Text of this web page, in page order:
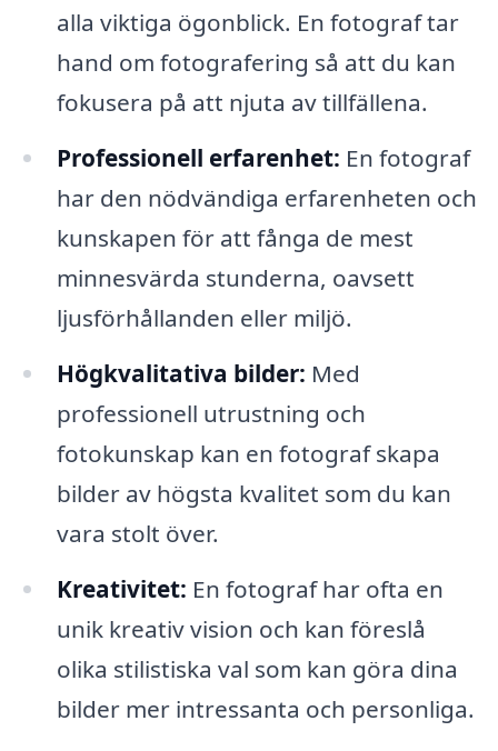
alla viktiga ögonblick. En fotograf tar
hand om fotografering så att du kan
fokusera på att njuta av tillfällena.
Professionell erfarenhet: En fotograf
har den nödvändiga erfarenheten och
kunskapen för att fånga de mest
minnesvärda stunderna, oavsett
ljusförhållanden eller miljö.
Högkvalitativa bilder: Med
professionell utrustning och
fotokunskap kan en fotograf skapa
bilder av högsta kvalitet som du kan
vara stolt över.
Kreativitet: En fotograf har ofta en
unik kreativ vision och kan föreslå
olika stilistiska val som kan göra dina
bilder mer intressanta och personliga.